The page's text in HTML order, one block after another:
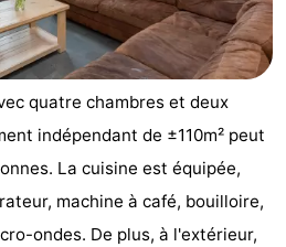
quatre chambres et deux
indépendant de ±110m² peut
La cuisine est équipée,
machine à café, bouilloire,
ondes. De plus, à l'extérieur,